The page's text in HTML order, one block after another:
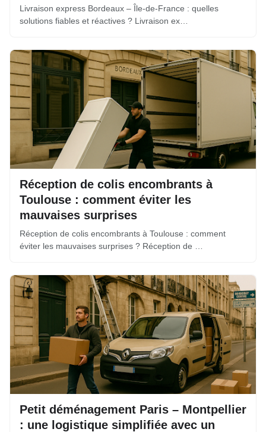
Livraison express Bordeaux – Île-de-France : quelles
solutions fiables et réactives ? Livraison ex…
Réception de colis encombrants à
Toulouse : comment éviter les
mauvaises surprises
Réception de colis encombrants à Toulouse : comment
éviter les mauvaises surprises ? Réception de …
Petit déménagement Paris – Montpellier
: une logistique simplifiée avec un